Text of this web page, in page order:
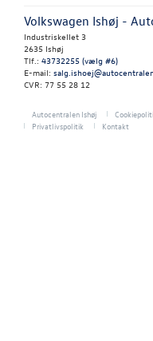
Volkswagen Ishøj -
Industriskellet 3
2635 Ishøj
Tlf.: 43732255 (vælg #6)
E-mail:
CVR: 77 55 28 12
Autocentralen Ishøj
Privatlivspolitik
Kontakt